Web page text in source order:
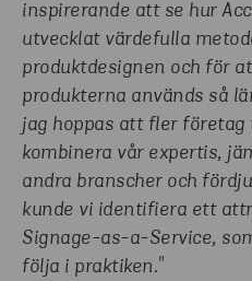
inspirerande att se hur
utvecklat värdefulla
produktdesignen och för
produkterna används så
jag hoppas att fler
kombinera vår expertis,
andra branscher och
kunde vi identifiera ett
Signage-as-a-Service,
följa i praktiken."